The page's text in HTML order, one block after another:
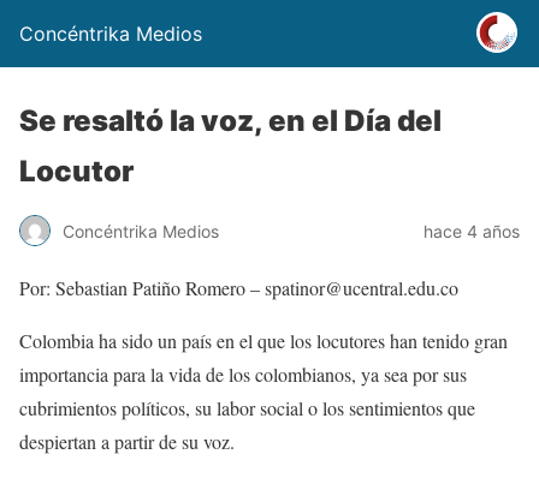
Concéntrika Medios
Se resaltó la voz, en el Día del
Locutor
Concéntrika Medios hace 4 años
Por: Sebastian Patiño Romero – spatinor@ucentral.edu.co
Colombia ha sido un país en el que los locutores han tenido gran
importancia para la vida de los colombianos, ya sea por sus
cubrimientos políticos, su labor social o los sentimientos que
despiertan a partir de su voz.